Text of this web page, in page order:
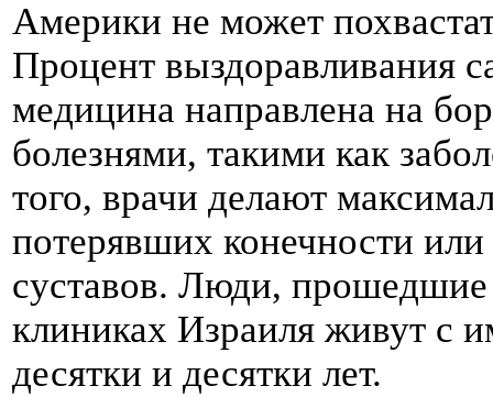
Америки не может
Процент выздоравливания
медицина направлена на
болезнями, такими как
того, врачи делают
потерявших конечности или
суставов. Люди,
клиниках Израиля живут с
десятки и десятки лет.